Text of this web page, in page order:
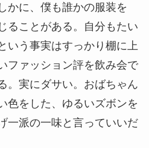
かに、僕も誰かの服装を
ることがある。自分もたい
いう事実はすっかり棚に上
ファッション評を飲み会で
。実にダサい。おばちゃん
色をした、ゆるいズボンを
一派の一味と言っていいだ